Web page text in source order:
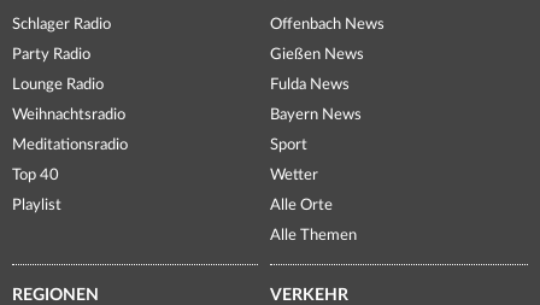
Schlager Radio
Party Radio
Lounge Radio
Weihnachtsradio
Meditationsradio
Top 40
Playlist
Offenbach News
Gießen News
Fulda News
Bayern News
Sport
Wetter
Alle Orte
Alle Themen
REGIONEN VERKEHR